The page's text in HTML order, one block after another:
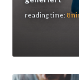
reading time: